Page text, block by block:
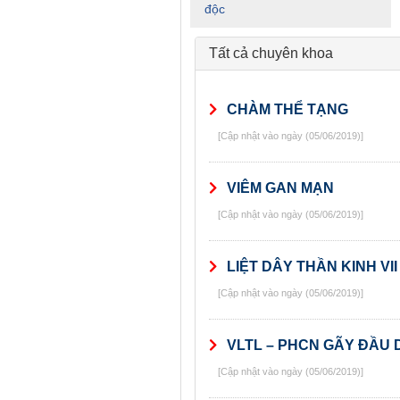
độc
Tất cả chuyên khoa
CHÀM THỂ TẠNG
[Cập nhật vào ngày (05/06/2019)]
VIÊM GAN MẠN
[Cập nhật vào ngày (05/06/2019)]
LIỆT DÂY THẦN KINH VII
[Cập nhật vào ngày (05/06/2019)]
VLTL – PHCN GÃY ĐẦU
[Cập nhật vào ngày (05/06/2019)]